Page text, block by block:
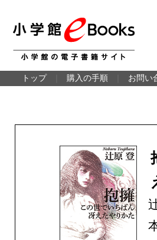
トップ 購入の手順 お問い